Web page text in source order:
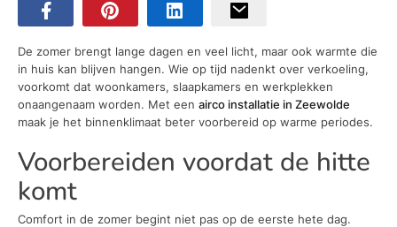
De zomer brengt lange dagen en veel licht, maar ook warmte die
in huis kan blijven hangen. Wie op tijd nadenkt over verkoeling,
voorkomt dat woonkamers, slaapkamers en werkplekken
onaangenaam worden. Met een airco installatie in Zeewolde
maak je het binnenklimaat beter voorbereid op warme periodes.
Voorbereiden voordat de hitte
komt
Comfort in de zomer begint niet pas op de eerste hete dag.